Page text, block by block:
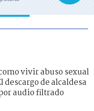
vivir abuso sexual
de alcaldesa
audio filtrado